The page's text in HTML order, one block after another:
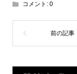
コメント: 0